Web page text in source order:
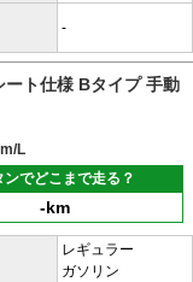
-
ト仕様 Bタイプ 手動
L
ンでどこまで走る？
-km
レギュラー
ガソリン